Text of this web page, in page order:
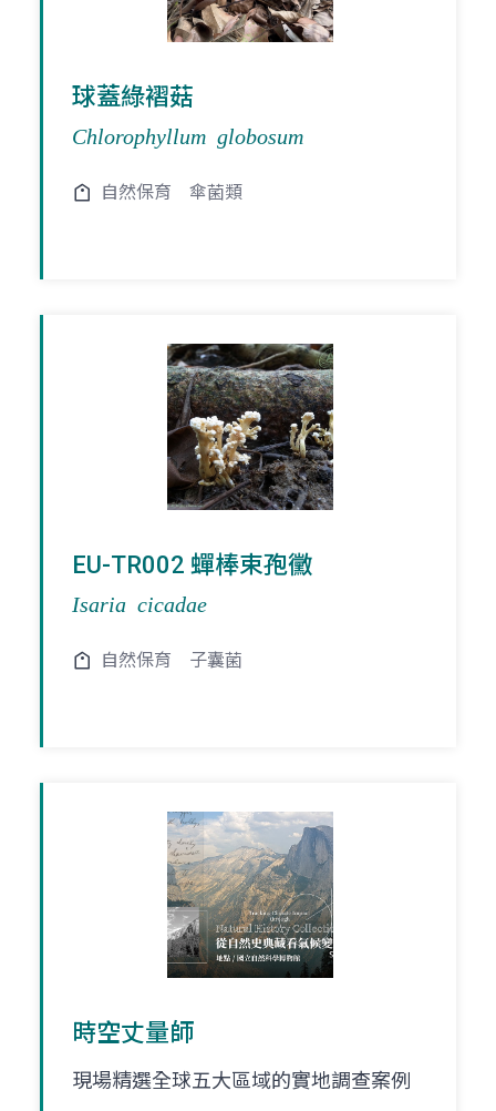
球蓋綠褶菇
Chlorophyllum globosum
自然保育 傘菌類
EU-TR002 蟬棒束孢黴
Isaria cicadae
自然保育 子囊菌
時空丈量師
現場精選全球五大區域的實地調查案例